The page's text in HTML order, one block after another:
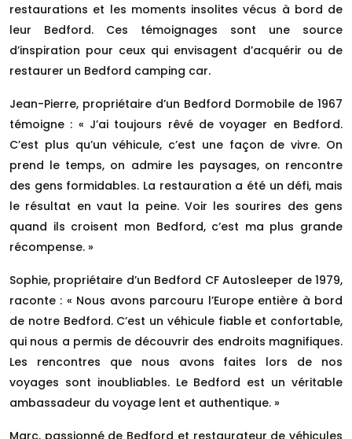
restaurations et les moments insolites vécus à bord de
leur Bedford. Ces témoignages sont une source
d’inspiration pour ceux qui envisagent d’acquérir ou de
restaurer un Bedford camping car.
Jean-Pierre, propriétaire d’un Bedford Dormobile de 1967
témoigne : « J’ai toujours rêvé de voyager en Bedford.
C’est plus qu’un véhicule, c’est une façon de vivre. On
prend le temps, on admire les paysages, on rencontre
des gens formidables. La restauration a été un défi, mais
le résultat en vaut la peine. Voir les sourires des gens
quand ils croisent mon Bedford, c’est ma plus grande
récompense. »
Sophie, propriétaire d’un Bedford CF Autosleeper de 1979,
raconte : « Nous avons parcouru l’Europe entière à bord
de notre Bedford. C’est un véhicule fiable et confortable,
qui nous a permis de découvrir des endroits magnifiques.
Les rencontres que nous avons faites lors de nos
voyages sont inoubliables. Le Bedford est un véritable
ambassadeur du voyage lent et authentique. »
Marc, passionné de Bedford et restaurateur de véhicules